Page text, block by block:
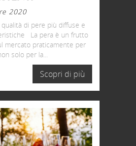
2020
di pere più diffuse e
La pera è un frutto
mercato praticamente per
solo per la...
Scopri di più